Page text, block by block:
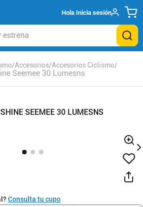
Hola Inicia sesión
Accesorios Accesorios Ciclismo
Seemee 30 Lumesns
SEEMEE 30 LUMESNS
Consulta tu cupo